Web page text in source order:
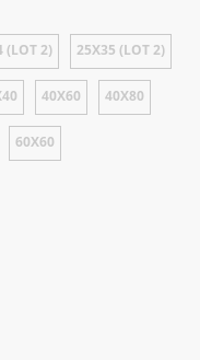
(LOT 2) 25X35 (LOT 2)
40X60 40X80
60X60